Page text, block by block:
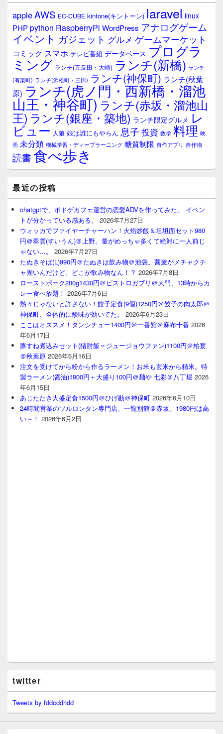
ウ
ィ
ジ
ェ
ア
appleAWS EC-CUBE kintone(キントーン) laravel linux
PHPpython RaspberryPi WordPress アナログゲーム
イベント ガジェット グルメ ゲームマーケット
コミック スマホ テレビ番組 データベース プログラ
ミング ランチ(五反田・大崎) ランチ(新橋) ランチ
(有楽町) ランチ(浜松町・三田) ランチ(神保町) ランチ(秋葉
原) ランチ(虎ノ門・西新橋・溜池
山王・神谷町) ランチ(赤坂・溜池山
王) ランチ(銀座・築地) ランチ限定グルメ レ
ビュー 人狼 娘は誰にもやらん 息子 投資 数学 料理 映
画 未分類 機械学習・ディープラーニング 糖質制限 自作アプリ 自作物
読書食べ歩き
最近の投稿
chatgptで、ボドゲカフェ運営の恋愛ADVを作ってみた。 イベン
トが分かっている感ある。
2026年7月27日
ウォッカでファイヤーチャーハン！火焰炒飯＆坦坦面セット980
円＠翠雲(すいうん)＠上野。量がめっちゃ多くて絶対に一人前じ
ゃない…。
2026年7月27日
たぬきそば(L)990円＠たぬきは飲み物＠池袋。蕎麦がメチャクチ
ャ固いんだけど、どこが飲み物なん！？ 2026年7月8日
ローストポーク200g1430円＠ビストロガブリ＠大門、13時からカ
レー食べ放題！ 2026年7月6日
熱々じゃないと許さない！餃子定食(9個)1250円＠餃子の肉太郎＠
神保町、全体的に酸味が効いてた。
2026年6月23日
ここはオススメ！タンシチュー1400円＠一番館＠麻布十番 2026
年6月17日
豚すね煮込みセット(猪肘飯＝ジュージョウファン)1100円＠柏宴
＠秋葉原 2026年6月16日
注文を受けてから粉から作るラーメン！お米も玄米から精米。特
製ラーメン(醤油)1900円＋大盛り100円＠麺や 七彩＠八丁堀 2026
年6月15日
あじたたき大盛定食1500円＠ひげ勘＠神保町 2026年6月10日
24時間営業のソルロンタン専門店、一龍別館＠赤坂。1980円は高
い～！ 2026年6月2日
twitter
Tweets by fddcddhdd